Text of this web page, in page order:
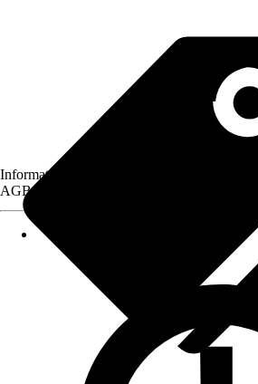
Informationen des Verkäufers, wie z. B.
AGB, finden Sie bei Klick auf den